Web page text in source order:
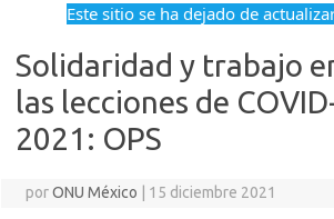
Este sitio se ha dejado de
Solidaridad y trabajo
las lecciones de
2021: OPS
porONU México 15 diciembre 2021